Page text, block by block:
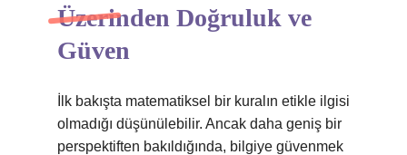
Üzerinden Doğruluk ve
Güven
İlk bakışta matematiksel bir kuralın etikle ilgisi
olmadığı düşünülebilir. Ancak daha geniş bir
perspektiften bakıldığında, bilgiye güvenmek